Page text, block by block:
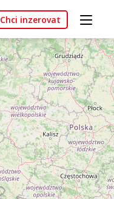
Chci inzerovat